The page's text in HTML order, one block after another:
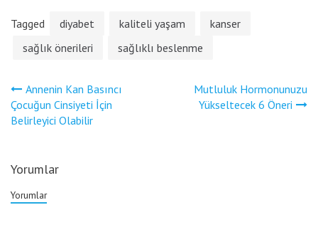
Tagged diyabet kaliteli yaşam
kanser
sağlık önerileri
sağlıklı beslenme
Yazı
gezinmesi
Annenin Kan Basıncı
Çocuğun Cinsiyeti İçin
Belirleyici Olabilir
Mutluluk Hormonunuzu
Yükseltecek 6 Öneri
Yorumlar
Yorumlar